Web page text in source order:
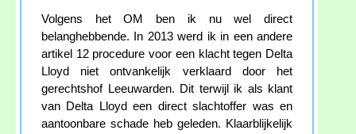
Volgens het OM ben ik nu wel direct
belanghebbende. In 2013 werd ik in een andere
artikel 12 procedure voor een klacht tegen Delta
Lloyd niet ontvankelijk verklaard door het
gerechtshof Leeuwarden. Dit terwijl ik als klant
van Delta Lloyd een direct slachtoffer was en
aantoonbare schade heb geleden. Klaarblijkelijk